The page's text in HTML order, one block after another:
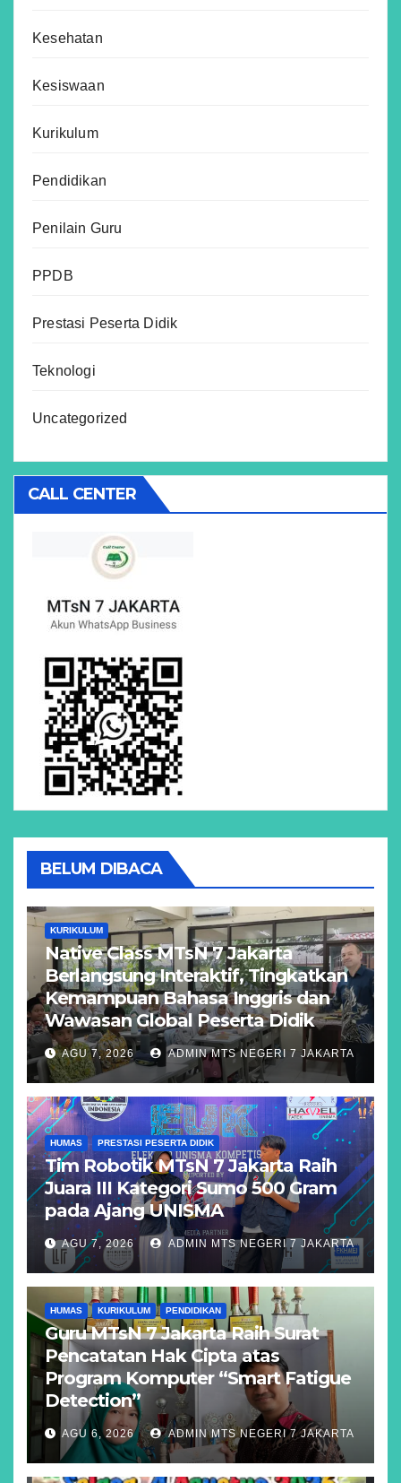
Kesehatan
Kesiswaan
Kurikulum
Pendidikan
Penilain Guru
PPDB
Prestasi Peserta Didik
Teknologi
Uncategorized
CALL CENTER
BELUM DIBACA
KURIKULUM
Native Class MTsN 7 Jakarta
Berlangsung Interaktif, Tingkatkan
Kemampuan Bahasa Inggris dan
Wawasan Global Peserta Didik
AGU 7, 2026 ADMIN MTS NEGERI 7 JAKARTA
HUMAS PRESTASI PESERTA DIDIK
Tim Robotik MTsN 7 Jakarta Raih
Juara III Kategori Sumo 500 Gram
pada Ajang UNISMA
AGU 7, 2026 ADMIN MTS NEGERI 7 JAKARTA
HUMAS KURIKULUM PENDIDIKAN
Guru MTsN 7 Jakarta Raih Surat
Pencatatan Hak Cipta atas
Program Komputer “Smart Fatigue
Detection”
AGU 6, 2026 ADMIN MTS NEGERI 7 JAKARTA